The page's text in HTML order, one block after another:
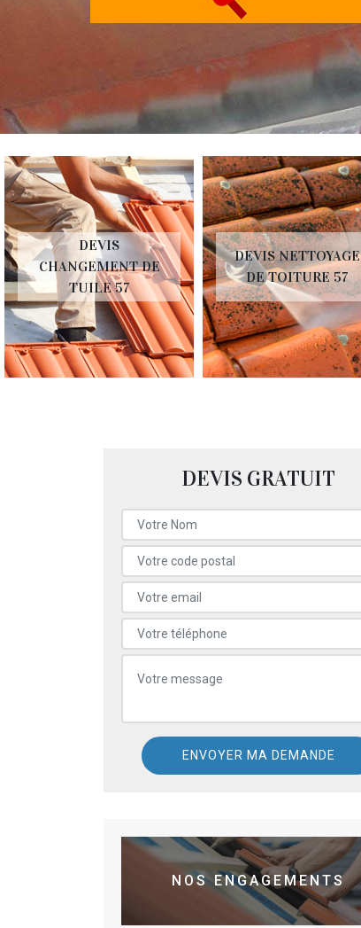
DEVIS
CHANGEMENT DE
TUILE 57
DEVIS NETTOYAGE
DE TOITURE 57
DEVIS GRATUIT
NOS ENGAGEMENTS